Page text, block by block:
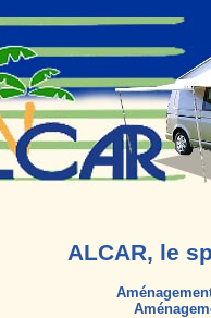
ALCAR, le